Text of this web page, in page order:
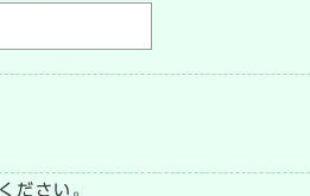
ださい。